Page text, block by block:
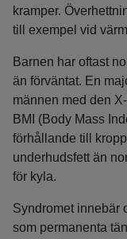
kramper.
till exempel vid
Barnen har oftast
än förväntat. En
männen med den
BMI (Body Mass
förhållande till
underhudsfett än
för kyla.
Syndromet innebär
som permanenta